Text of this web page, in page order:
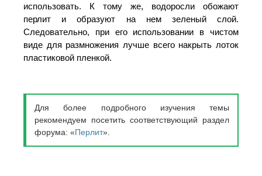
использовать. К тому же, водоросли обожают
перлит и образуют на нем зеленый слой.
Следовательно, при его использовании в чистом
виде для размножения лучше всего накрыть лоток
пластиковой пленкой.
Для более подробного изучения темы
рекомендуем посетить соответствующий раздел
форума: «Перлит».